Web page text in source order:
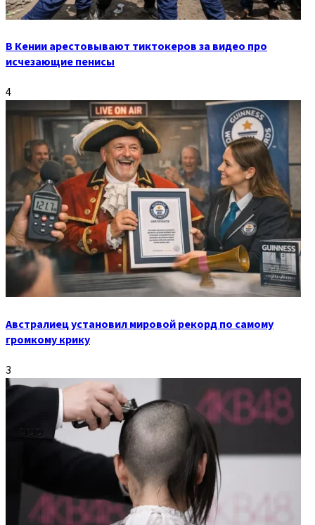
В Кении арестовывают тиктокеров за видео про
исчезающие пенисы
4
Австралиец установил мировой рекорд по самому
громкому крику
3